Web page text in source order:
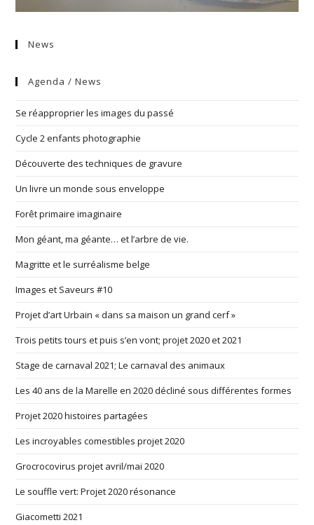
News
Agenda / News
Se réapproprier les images du passé
Cycle 2 enfants photographie
Découverte des techniques de gravure
Un livre un monde sous enveloppe
Forêt primaire imaginaire
Mon géant, ma géante… et l’arbre de vie.
Magritte et le surréalisme belge
Images et Saveurs #10
Projet d’art Urbain « dans sa maison un grand cerf »
Trois petits tours et puis s’en vont; projet 2020 et 2021
Stage de carnaval 2021; Le carnaval des animaux
Les 40 ans de la Marelle en 2020 décliné sous différentes formes
Projet 2020 histoires partagées
Les incroyables comestibles projet 2020
Grocrocovirus projet avril/mai 2020
Le souffle vert: Projet 2020 résonance
Giacometti 2021